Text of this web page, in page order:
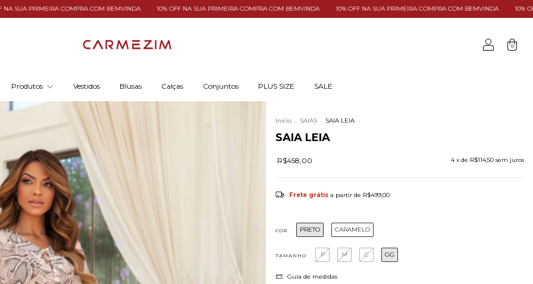
BEMVINDA 10% OFF NA SUA PRIMEIRA COMPRA COM BEMVINDA 10% OFF NA SUA PRIMEIRA COMPRA COM BEMVINDA 10% OFF NA SUA PRIMEIRA
0
Produtos Vestidos Blusas Calças Conjuntos PLUS SIZE SALE
Início . SAIAS . SAIA LEIA
SAIA LEIA
R$458,00 4 x de R$114,50 sem juros
Frete grátis a partir de R$499,00
COR PRETO CARAMELO
TAMANHO P M G GG
Guia de medidas